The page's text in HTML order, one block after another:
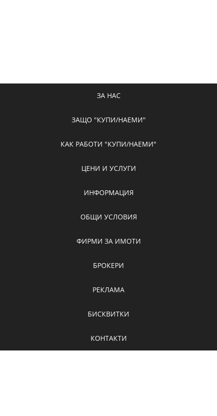
ЗА НАС
ЗАЩО "КУПИ/НАЕМИ"
КАК РАБОТИ "КУПИ/НАЕМИ"
ЦЕНИ И УСЛУГИ
ИНФОРМАЦИЯ
ОБЩИ УСЛОВИЯ
ФИРМИ ЗА ИМОТИ
БРОКЕРИ
РЕКЛАМА
БИСКВИТКИ
КОНТАКТИ